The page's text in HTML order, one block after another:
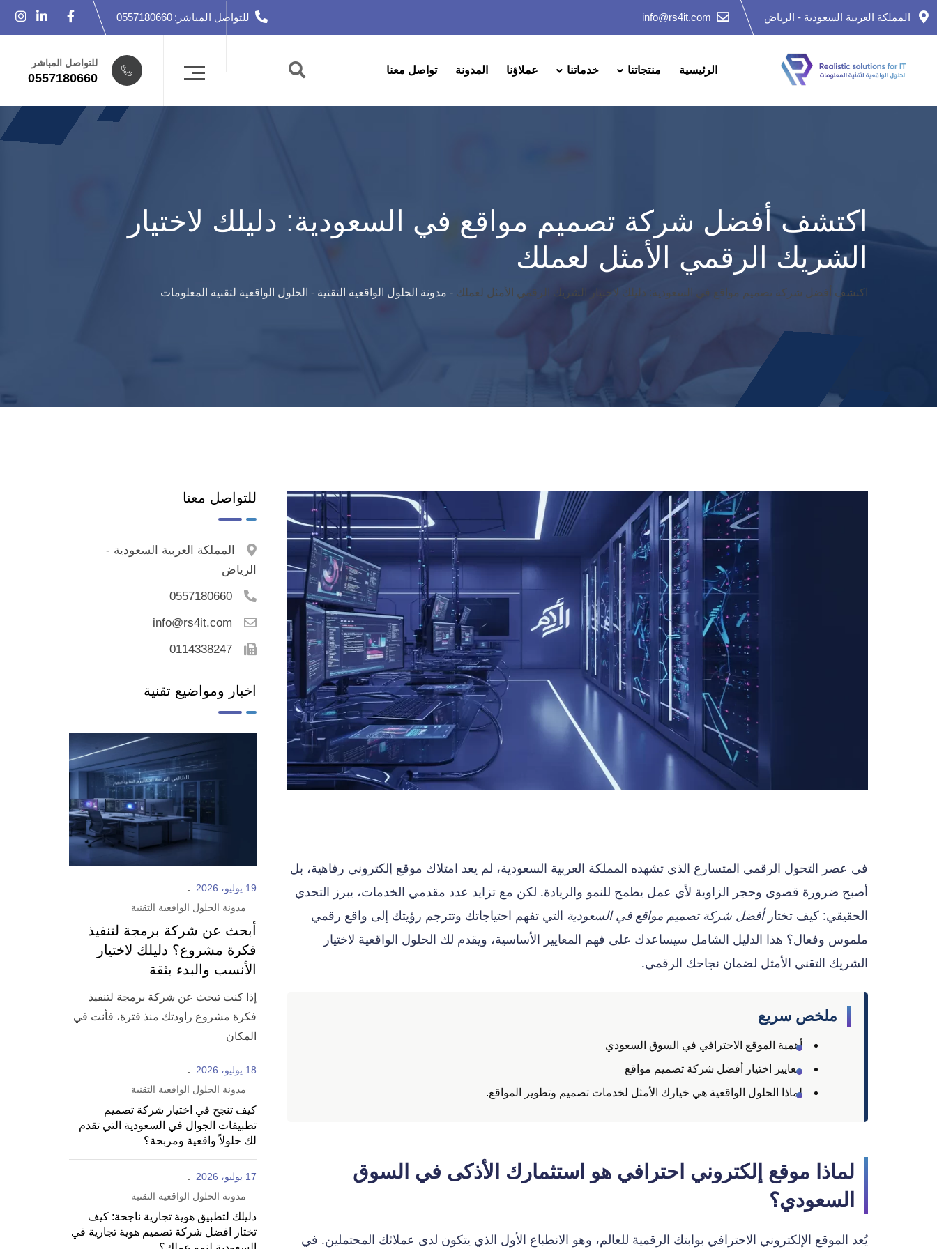
Skip
المملكة العربية السعودية - الرياض info@rs4it.com للتواصل المباشر: 0557180660
الرئيسية منتجاتنا خدماتنا عملاؤنا المدونة تواصل معنا
للتواصل المباشر
0557180660
اكتشف أفضل شركة تصميم مواقع في السعودية: دليلك لاختيار
الشريك الرقمي الأمثل لعملك
اكتشف أفضل شركة تصميم مواقع في السعودية: دليلك لاختيار الشريك الرقمي الأمثل لعملك - مدونة الحلول الواقعية التقنية - الحلول الواقعية لتقنية المعلومات
في عصر التحول الرقمي المتسارع الذي تشهده المملكة العربية السعودية، لم يعد امتلاك موقع إلكتروني رفاهية، بل
أصبح ضرورة قصوى وحجر الزاوية لأي عمل يطمح للنمو والريادة. لكن مع تزايد عدد مقدمي الخدمات، يبرز التحدي
الحقيقي: كيف تختارأفضل شركة تصميم مواقع في السعودية التي تفهم احتياجاتك وتترجم رؤيتك إلى واقع رقمي
ملموس وفعال؟ هذا الدليل الشامل سيساعدك على فهم المعايير الأساسية، ويقدم لك الحلول الواقعية لاختيار
الشريك التقني الأمثل لضمان نجاحك الرقمي.
ملخص سريع
أهمية الموقع الاحترافي في السوق السعودي
معايير اختيار أفضل شركة تصميم مواقع
لماذا الحلول الواقعية هي خيارك الأمثل لخدمات تصميم وتطوير المواقع.
لماذا موقع إلكتروني احترافي هو استثمارك الأذكى في السوق
السعودي؟
يُعد الموقع الإلكتروني الاحترافي بوابتك الرقمية للعالم، وهو الانطباع الأول الذي يتكون لدى عملائك المحتملين. في
للتواصل معنا
المملكة العربية السعودية -
الرياض
0557180660
info@rs4it.com
0114338247
أخبار ومواضيع تقنية
19 يوليو، 2026
مدونة الحلول الواقعية التقنية
أبحث عن شركة برمجة لتنفيذ
فكرة مشروع؟ دليلك لاختيار
الأنسب والبدء بثقة
إذا كنت تبحث عن شركة برمجة لتنفيذ
فكرة مشروع راودتك منذ فترة، فأنت في
المكان
18 يوليو، 2026
مدونة الحلول الواقعية التقنية
كيف تنجح في اختيار شركة تصميم
تطبيقات الجوال في السعودية التي تقدم
لك حلولاً واقعية ومربحة؟
17 يوليو، 2026
مدونة الحلول الواقعية التقنية
دليلك لتطبيق هوية تجارية ناجحة: كيف
تختار افضل شركة تصميم هوية تجارية في